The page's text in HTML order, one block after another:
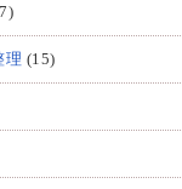
理 (15)